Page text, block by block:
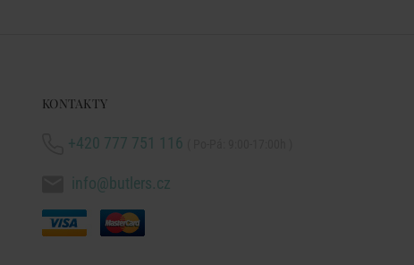
KONTAKTY
+420 777 751 116
info@butlers.cz